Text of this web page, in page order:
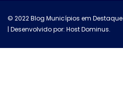
© 2022Blog Municípios em Destaque
| Desenvolvido por: Host Dominus.